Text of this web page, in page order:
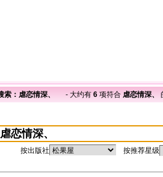
索：虐恋情深、 - 大约有 6 项符合 虐恋情深、
按出版社 按推荐星级